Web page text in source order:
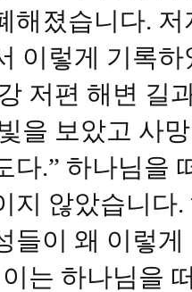
해졌습니다.
이렇게 기록
저편 해변 길
을 보았고 사
다.” 하나님을
지 않았습니다
들이 왜 이렇
는 하나님을